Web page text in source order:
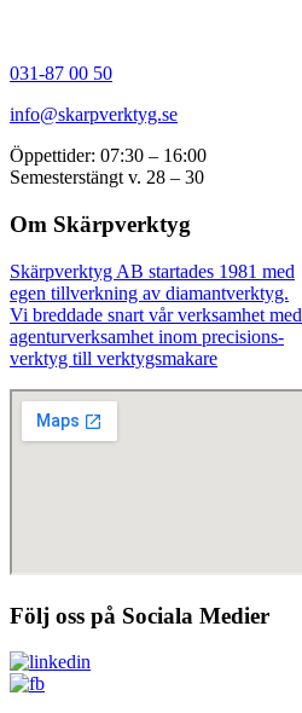
031-87 00 50
info@skarpverktyg.se
Öppettider: 07:30 – 16:00
Semesterstängt v. 28 – 30
Om Skärpverktyg
Skärpverktyg AB startades 1981 med
egen tillverkning av diamantverktyg.
Vi breddade snart vår verksamhet med
agenturverksamhet inom precisions-
verktyg till verktygsmakare
Följ oss på Sociala Medier